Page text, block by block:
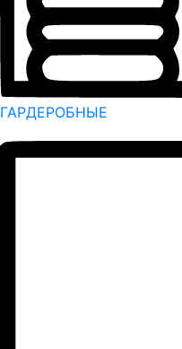
ГАРДЕРОБНЫЕ